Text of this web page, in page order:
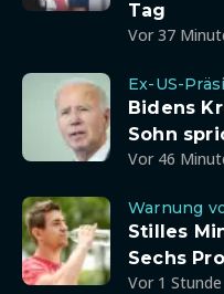
Tag
Vor 37
Ex-US-
Bidens
Sohn
Vor 46
Warnung
Stilles
Sechs
Vor 1 Stunde